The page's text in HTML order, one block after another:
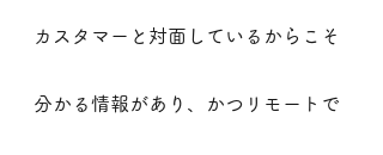
カスタマーと対面しているからこそ
分かる情報があり、かつリモートで